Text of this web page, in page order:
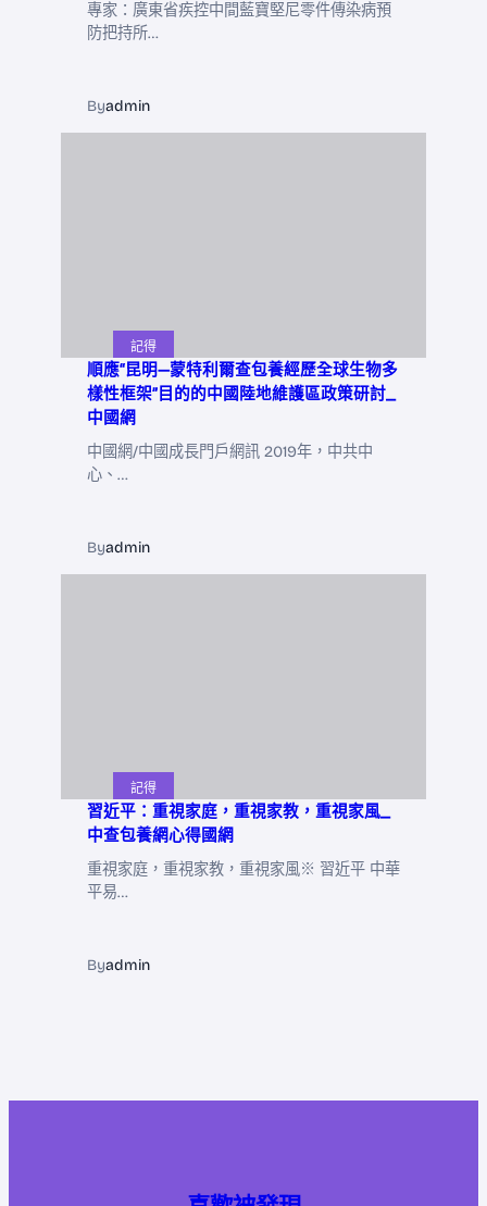
專家：廣東省疾控中間藍寶堅尼零件傳染病預
防把持所…
Byadmin
記得
順應“昆明—蒙特利爾查包養經歷全球生物多
樣性框架”目的的中國陸地維護區政策研討_
中國網
中國網/中國成長門戶網訊 2019年，中共中
心、…
Byadmin
記得
習近平：重視家庭，重視家教，重視家風_
中查包養網心得國網
重視家庭，重視家教，重視家風※ 習近平 中華
平易…
Byadmin